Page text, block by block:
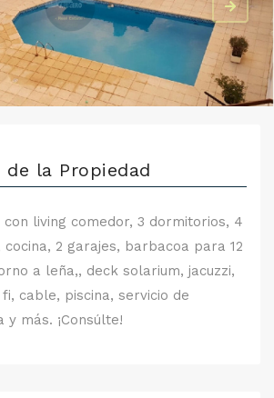
de la Propiedad
living comedor, 3 dormitorios, 4
cocina, 2 garajes, barbacoa para 12
a leña,, deck solarium, jacuzzi,
cable, piscina, servicio de
y más. ¡Consúlte!